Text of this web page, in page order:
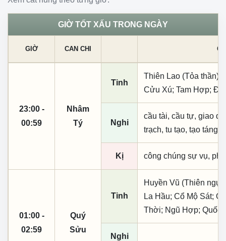
GIỜ TỐT XẤU TRONG NGÀY
GIỜ CAN CHI
23:00 -
00:59
Nhâm
Tý
Tinh
Thiên Lao (Tỏa thần);
Cửu Xú; Tam Hợp;
Nghi
cầu tài, cầu tự, giao
trạch, tu tạo, tạo táng,
Kị công chúng sự vụ,
01:00 -
02:59
Quý
Sửu
Tinh
Huyền Vũ (Thiên
La Hầu; Cổ Mộ Sát;
Thời; Ngũ Hợp; Quốc
Nghi